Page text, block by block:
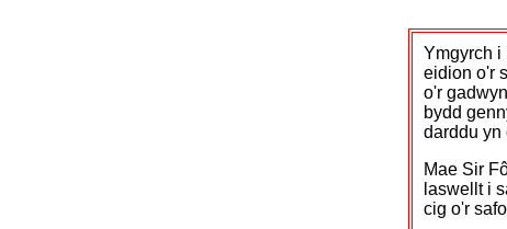
Ymgyrch i
eidion o'r
o'r
bydd
darddu yn
Mae Sir
laswellt i
cig o'r